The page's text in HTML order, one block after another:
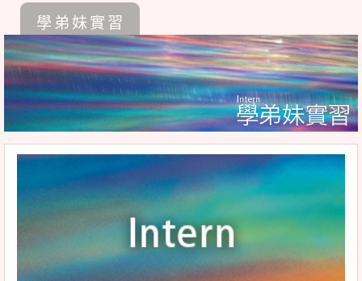
學弟妹實習